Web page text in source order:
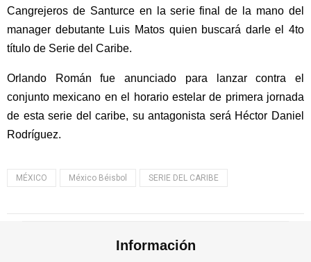
Cangrejeros de Santurce en la serie final de la mano del
manager debutante Luis Matos quien buscará darle el 4to
título de Serie del Caribe.
Orlando Román fue anunciado para lanzar contra el
conjunto mexicano en el horario estelar de primera jornada
de esta serie del caribe, su antagonista será Héctor Daniel
Rodríguez.
MÉXICO México Béisbol SERIE DEL CARIBE
Información